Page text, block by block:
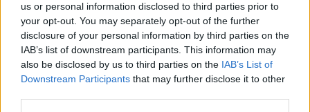
us or personal information disclosed to third parties prior to
your opt-out. You may separately opt-out of the further
disclosure of your personal information by third parties on the
IAB’s list of downstream participants. This information may
also be disclosed by us to third parties on the IAB’s List of
Downstream Participants that may further disclose it to other
«Μην δίνετε βάση σε αναρτήσεις»
Φίλτρα για χημικά όπλα